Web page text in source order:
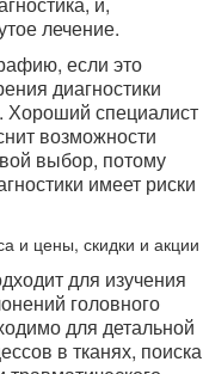
лечение.
если это
диагностики
Хороший специалист
возможности
выбор, потому
имеет риски
и цены, скидки и акции
для изучения
головного
для детальной
в тканях, поиска